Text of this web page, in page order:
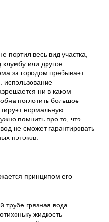
портил весь вид участка,
клумбу или другое
за городом пребывает
использование
ни в каком
поглотить большое
нормальную
помнить про то, что
не сможет гарантировать
потоков.
принципом его
трубе грязная вода
жидкость